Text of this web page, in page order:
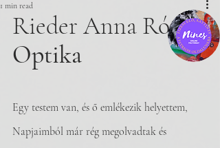
1 min read
Rieder Anna Róza
Optika
Egy testem van, és ő emlékezik helyettem,
Napjaimból már rég megolvadtak és